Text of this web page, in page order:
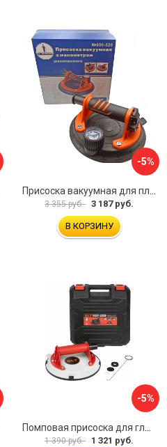
-5%
3 355 руб. 3 187 руб.
В КОРЗИНУ
-5%
Помповая присоска для гладкой и шероховатой плитки DLT VST-209 1114
1 390 руб. 1 321 руб.